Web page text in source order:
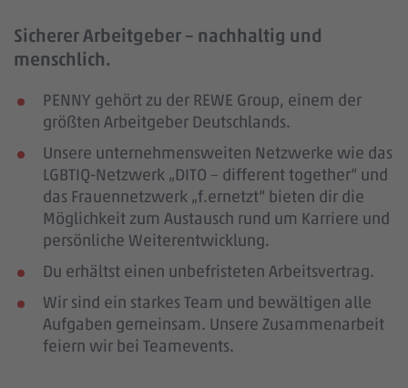
Sicherer Arbeitgeber – nachhaltig und
menschlich.
PENNY gehört zu der REWE Group, einem der
größten Arbeitgeber Deutschlands.
Unsere unternehmensweiten Netzwerke wie das
LGBTIQ-Netzwerk „DITO – different together“ und
das Frauennetzwerk „f.ernetzt“ bieten dir die
Möglichkeit zum Austausch rund um Karriere und
persönliche Weiterentwicklung.
Du erhältst einen unbefristeten Arbeitsvertrag.
Wir sind ein starkes Team und bewältigen alle
Aufgaben gemeinsam. Unsere Zusammenarbeit
feiern wir bei Teamevents.